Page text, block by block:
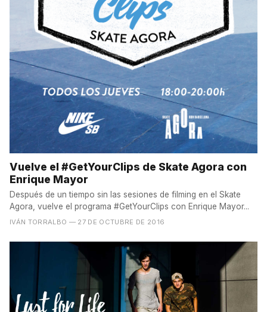
Vuelve el #GetYourClips de Skate Agora con
Enrique Mayor
Después de un tiempo sin las sesiones de filming en el Skate
Agora, vuelve el programa #GetYourClips con Enrique Mayor...
IVÁN TORRALBO — 27 DE OCTUBRE DE 2016